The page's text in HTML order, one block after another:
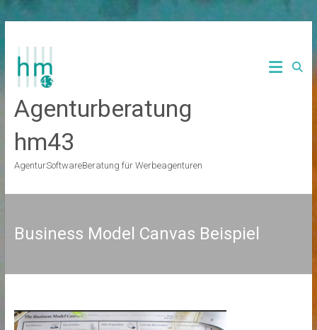
Inhalt
springen
Agenturberatung
hm43
AgenturSoftwareBeratung für Werbeagenturen
Business Model Canvas Beispiel